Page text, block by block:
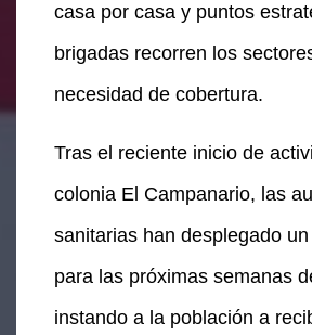
casa por casa y puntos
brigadas recorren los
necesidad de cobertura.
Tras el reciente inicio de
colonia El Campanario, las
sanitarias han desplegado
para las próximas semanas
instando a la población a